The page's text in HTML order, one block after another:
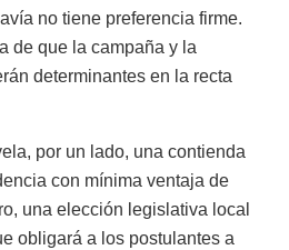
no tiene preferencia firme.
de que la campaña y la
determinantes en la recta
por un lado, una contienda
con mínima ventaja de
una elección legislativa local
obligará a los postulantes a